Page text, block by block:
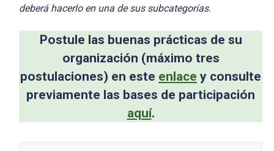
deberá hacerlo en una de sus subcategorías.
Postule las buenas prácticas de su
organización (máximo tres
postulaciones) en este enlace y consulte
previamente las bases de participación
aquí.